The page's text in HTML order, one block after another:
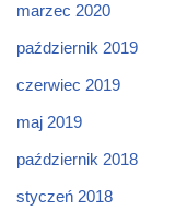
marzec 2020
październik 2019
czerwiec 2019
maj 2019
październik 2018
styczeń 2018